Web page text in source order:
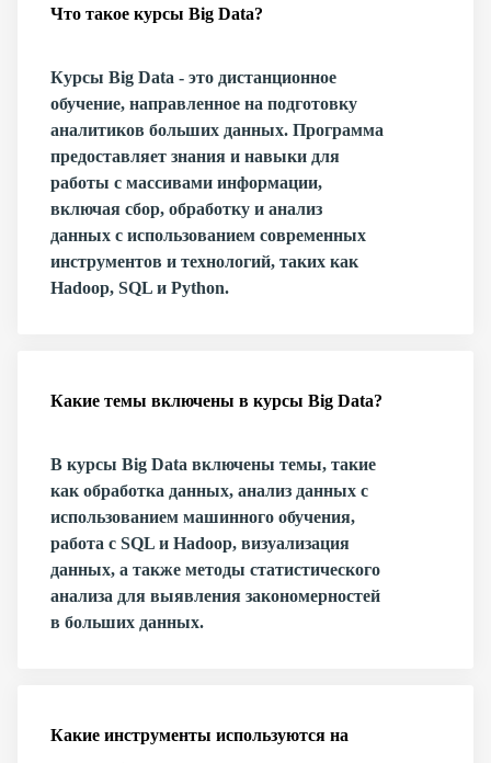
Что такое курсы Big Data?
Курсы Big Data - это дистанционное
обучение, направленное на подготовку
аналитиков больших данных. Программа
предоставляет знания и навыки для
работы с массивами информации,
включая сбор, обработку и анализ
данных с использованием современных
инструментов и технологий, таких как
Hadoop, SQL и Python.
Какие темы включены в курсы Big Data?
В курсы Big Data включены темы, такие
как обработка данных, анализ данных с
использованием машинного обучения,
работа с SQL и Hadoop, визуализация
данных, а также методы статистического
анализа для выявления закономерностей
в больших данных.
Какие инструменты используются на